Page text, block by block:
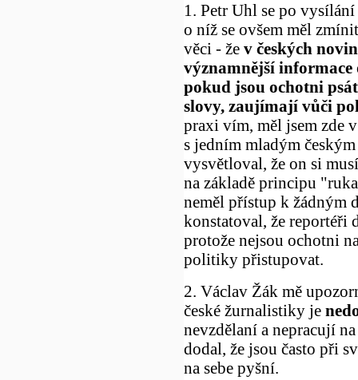
1. Petr Uhl se po
o níž se ovšem měl
věci - že v českých
významnější
pokud jsou ochotni
slovy, zaujímají vůči
praxi vím, měl jsem zde
s jedním mladým
vysvětloval, že on si
na základě principu
neměl přístup k žádným
konstatoval, že reportéři
protože nejsou ochotni
politiky přistupovat.
2. Václav Žák mě
české žurnalistiky je
nevzdělaní a nepracují
dodal, že jsou často při
na sebe pyšní.